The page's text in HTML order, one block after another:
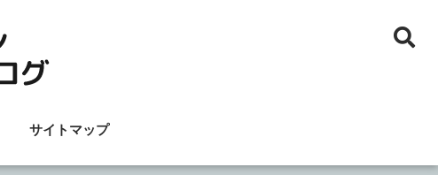
サイトマップ